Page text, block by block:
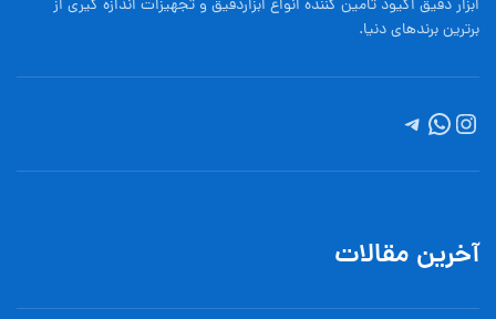
ابزار دقیق اکیود تامین کننده انواع ابزاردقيق و تجهيزات اندازه گیری از
برترین برندهای دنیا.
آخرین مقالات